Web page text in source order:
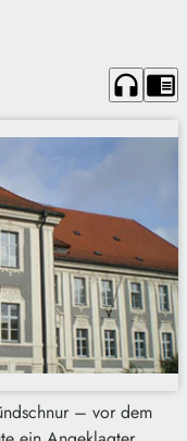
headphones chrome_reader_mode
– vor dem